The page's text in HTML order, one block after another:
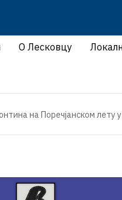
О Лесковцу
на Поречјанском лету у